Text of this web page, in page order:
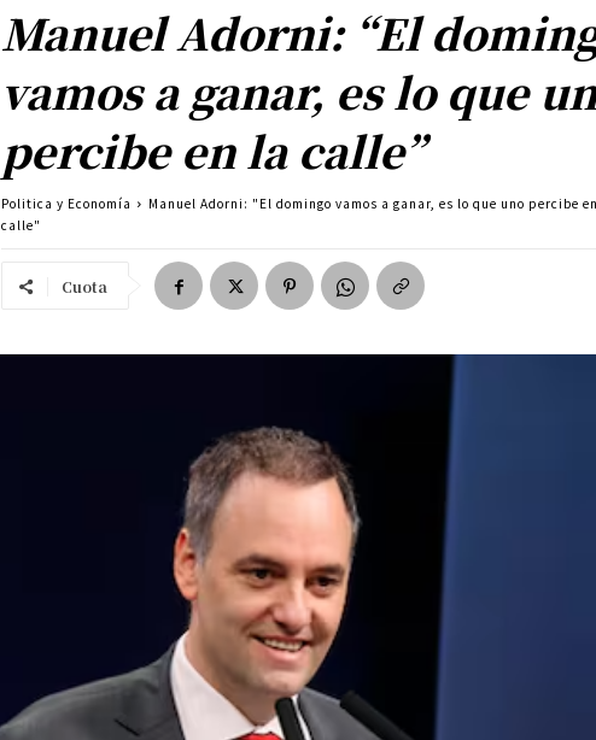
Manuel Adorni: “El
vamos a ganar, es lo que
percibe en la calle”
Politica y Economía
Manuel Adorni: "El domingo vamos a ganar, es lo que uno percibe
calle"
Cuota